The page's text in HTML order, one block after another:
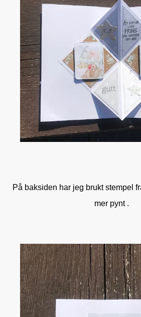
På baksiden har jeg brukt stempel
mer pynt .